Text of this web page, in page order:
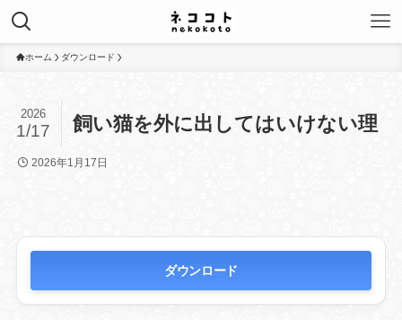
ホーム ダウンロード
飼い猫を外に出してはいけない理
2026
1/17
2026年1月17日
ダウンロード